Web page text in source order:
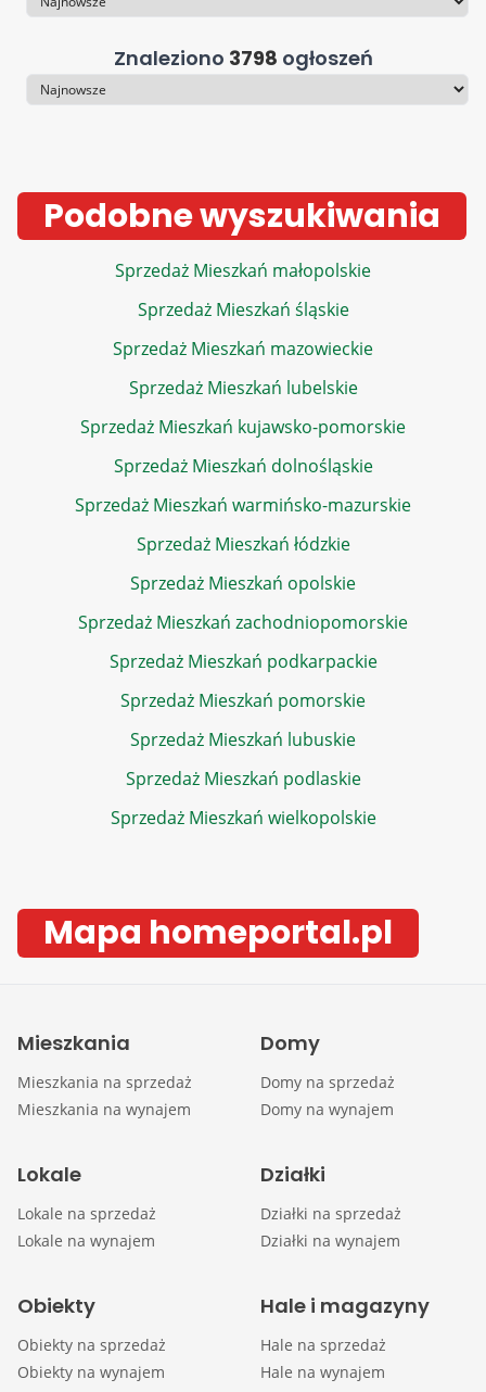
Sortowanie
Znaleziono 3798 ogłoszeń
Sortowanie
Podobne wyszukiwania
Sprzedaż Mieszkań małopolskie
Sprzedaż Mieszkań śląskie
Sprzedaż Mieszkań mazowieckie
Sprzedaż Mieszkań lubelskie
Sprzedaż Mieszkań kujawsko-pomorskie
Sprzedaż Mieszkań dolnośląskie
Sprzedaż Mieszkań warmińsko-mazurskie
Sprzedaż Mieszkań łódzkie
Sprzedaż Mieszkań opolskie
Sprzedaż Mieszkań zachodniopomorskie
Sprzedaż Mieszkań podkarpackie
Sprzedaż Mieszkań pomorskie
Sprzedaż Mieszkań lubuskie
Sprzedaż Mieszkań podlaskie
Sprzedaż Mieszkań wielkopolskie
Mapa homeportal.pl
Mieszkania
Mieszkania na sprzedaż
Mieszkania na wynajem
Domy
Domy na sprzedaż
Domy na wynajem
Lokale
Lokale na sprzedaż
Lokale na wynajem
Działki
Działki na sprzedaż
Działki na wynajem
Obiekty
Obiekty na sprzedaż
Obiekty na wynajem
Hale i magazyny
Hale na sprzedaż
Hale na wynajem